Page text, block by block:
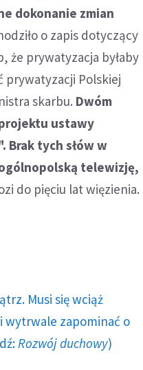
dokonanie zmian
o zapis dotyczący
że prywatyzacja byłaby
prywatyzacji Polskiej
skarbu. Dwóm
ustawy
Brak tych słów w
telewizję,
do pięciu lat więzienia.
Musi się wciąż
wytrwale zapominać o
Rozwój duchowy)